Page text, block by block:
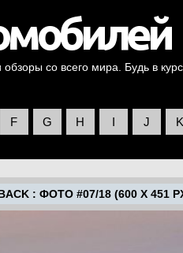
со всего мира. Будь в
F G H I J K
: ФОТО #07/18 (600 X 451